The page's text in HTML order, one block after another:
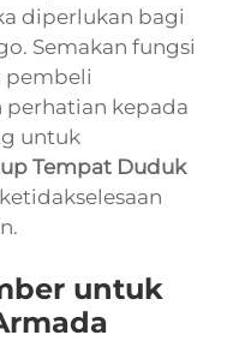
diperlukan bagi
Semakan fungsi
pembeli
kepada
untuk
Tempat Duduk
untuk